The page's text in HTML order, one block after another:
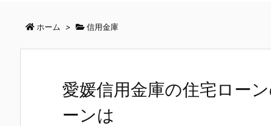
ホーム > 信用金庫
愛媛信用金庫の住宅ロー
ーンは